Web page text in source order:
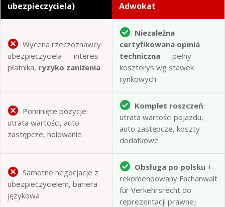
ubezpieczyciela) Adwokat
Wycena rzeczoznawcy
ubezpieczyciela — interes
płatnika, ryzyko zaniżenia
Niezależna
certyfikowana opinia
techniczna — pełny
kosztorys wg stawek
rynkowych
Pominięte pozycje:
utrata wartości, auto
zastępcze, holowanie
Komplet roszczeń:
utrata wartości pojazdu,
auto zastępcze, koszty
dodatkowe
Samotne negocjacje z
ubezpieczycielem, bariera
językowa
Obsługa po polsku +
rekomendowany Fachanwalt
für Verkehrsrecht do
reprezentacji prawnej